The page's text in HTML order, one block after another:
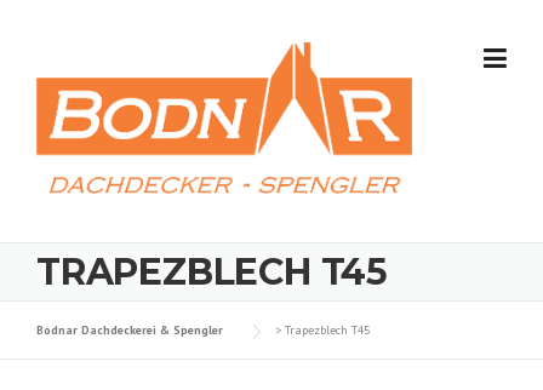
TRAPEZBLECH T45
Bodnar Dachdeckerei & Spengler > Trapezblech T45